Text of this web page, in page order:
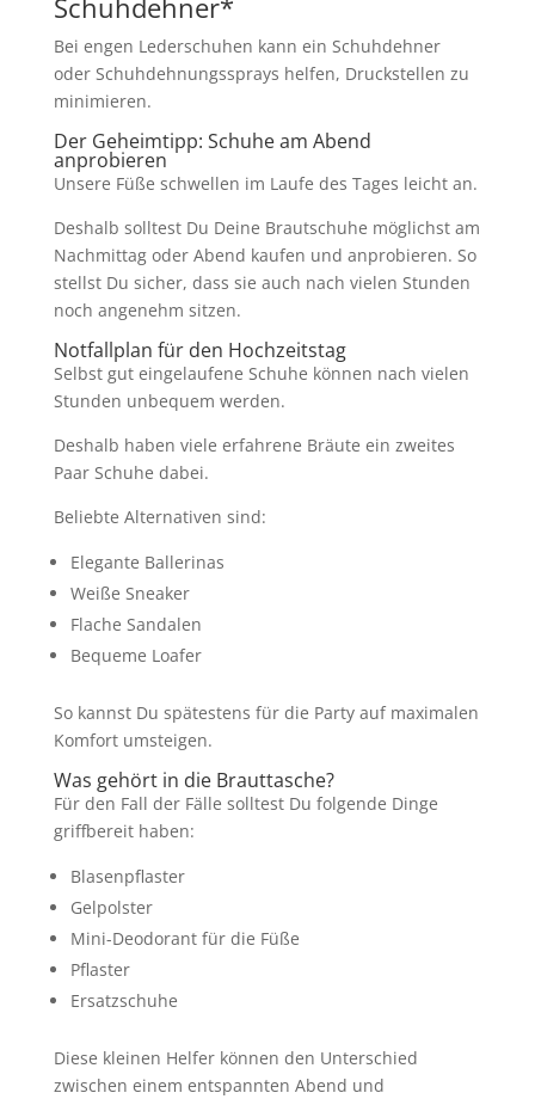
Schuhdehner*
Bei engen Lederschuhen kann ein Schuhdehner
oder Schuhdehnungssprays helfen, Druckstellen zu
minimieren.
Der Geheimtipp: Schuhe am Abend
anprobieren
Unsere Füße schwellen im Laufe des Tages leicht an.
Deshalb solltest Du Deine Brautschuhe möglichst am
Nachmittag oder Abend kaufen und anprobieren. So
stellst Du sicher, dass sie auch nach vielen Stunden
noch angenehm sitzen.
Notfallplan für den Hochzeitstag
Selbst gut eingelaufene Schuhe können nach vielen
Stunden unbequem werden.
Deshalb haben viele erfahrene Bräute ein zweites
Paar Schuhe dabei.
Beliebte Alternativen sind:
Elegante Ballerinas
Weiße Sneaker
Flache Sandalen
Bequeme Loafer
So kannst Du spätestens für die Party auf maximalen
Komfort umsteigen.
Was gehört in die Brauttasche?
Für den Fall der Fälle solltest Du folgende Dinge
griffbereit haben:
Blasenpflaster
Gelpolster
Mini-Deodorant für die Füße
Pflaster
Ersatzschuhe
Diese kleinen Helfer können den Unterschied
zwischen einem entspannten Abend und